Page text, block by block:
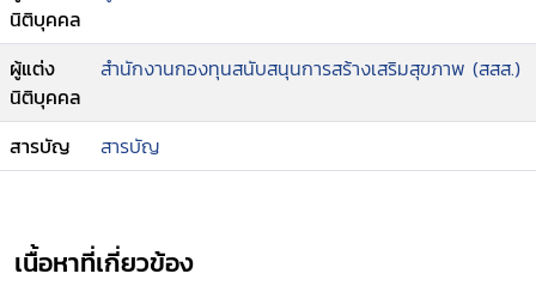
นิติบุคคล
ผู้แต่ง
นิติบุคคล
สำนักงานกองทุนสนับสนุนการสร้างเสริมสุขภาพ (สสส.)
สารบัญ สารบัญ
เนื้อหาที่เกี่ยวข้อง